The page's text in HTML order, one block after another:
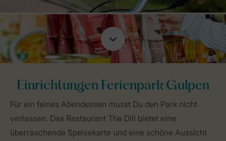
Einrichtungen Ferienpark Gulpen
Für ein feines Abendessen musst Du den Park nicht
verlassen. Das Restaurant The Dill bietet eine
überraschende Speisekarte und eine schöne Aussicht